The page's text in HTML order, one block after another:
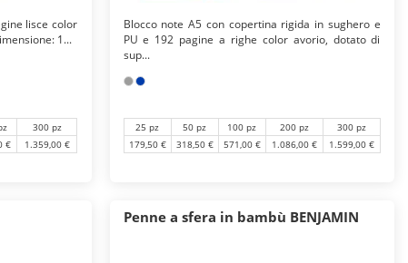
lisce color
1...
300 pz
€ 1.359,00 €
Blocco note A5 con copertina rigida in sughero e
PU e 192 pagine a righe color avorio, dotato di
sup...
25 pz 50 pz 100 pz 200 pz
300 pz
179,50 €
318,50 € 571,00 € 1.086,00 € 1.599,00 €
Penne a sfera in bambù BENJAMIN